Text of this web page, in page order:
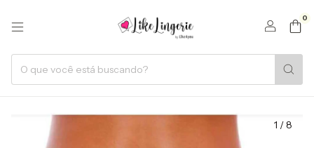
0
1 /8